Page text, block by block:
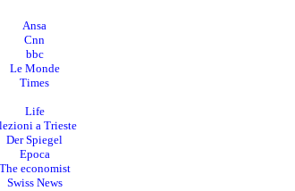
Ansa
Cnn
bbc
Le Monde
Times
Life
a Trieste
Der Spiegel
Epoca
economist
Swiss News